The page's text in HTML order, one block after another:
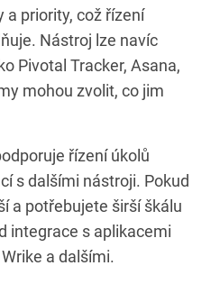
priority, což řízení
Nástroj lze navíc
Pivotal Tracker, Asana,
mohou zvolit, co jim
řízení úkolů
s dalšími nástroji. Pokud
a potřebujete širší škálu
integrace s aplikacemi
a dalšími.